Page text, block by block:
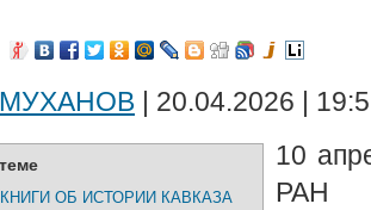
МУХАНОВ | 20.04.2026 |
ОБ ИСТОРИИ КАВКАЗА
10
РАН